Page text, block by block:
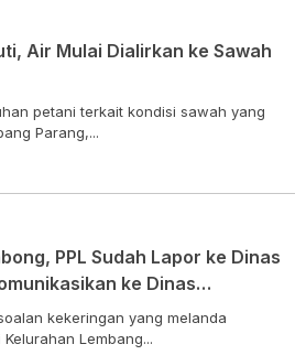
Air Mulai Dialirkan ke Sawah
petani terkait kondisi sawah yang
Parang,...
PPL Sudah Lapor ke Dinas
ke Dinas
kekeringan yang melanda
Lembang...